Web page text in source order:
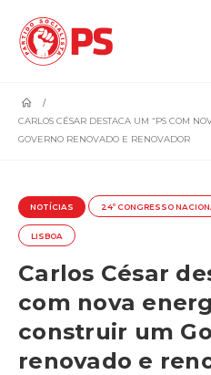
CARLOS CÉSAR DESTACA UM “PS COM
GOVERNO RENOVADO E RENOVADOR
NOTÍCIAS 24º CONGRESSO
LISBOA
Carlos César
com nova
construir um
renovado e